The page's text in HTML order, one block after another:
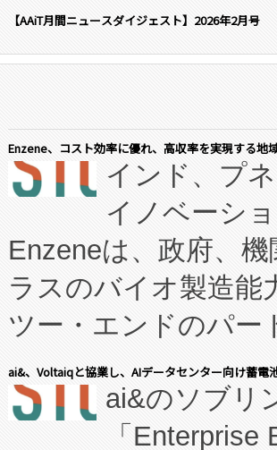
【AAiT月間ニュースダイジェスト】2026年2月号
Enzene、コスト効率に優れ、高収率を実現する
インド、プ
イノベーシ
Enzeneは、政府、
ラスのバイオ製造能
ツー・エンドのパ
表しました。 同社
manufacturing™
たNeXは、バイオ
ai&、Voltaiqと協業し、AIデータセンター向け蓄電
ai&のソブリ
「